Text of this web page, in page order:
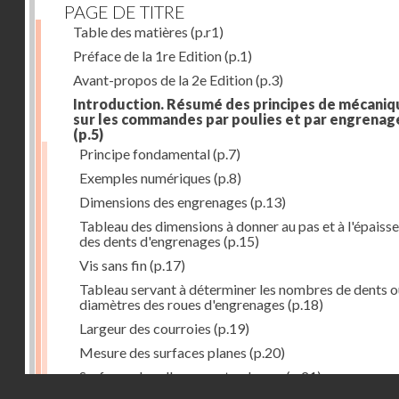
PAGE DE TITRE
Table des matières (p.r1)
Préface de la 1re Edition(p.1)
Avant-propos de la 2e Edition(p.3)
Introduction. Résumé des principes de
sur les commandes par poulies et par
(p.5)
Principe fondamental(p.7)
Exemples numériques (p.8)
Dimensions des engrenages (p.13)
Tableau des dimensions à donner au pas et à
des dents d'engrenages (p.15)
Vis sans fin(p.17)
Tableau servant à déterminer les nombres de dents
diamètres des roues d'engrenages (p.18)
Largeur des courroies (p.19)
Mesure des surfaces planes (p.20)
Surfaces dans l'espace et volumes(p.21)